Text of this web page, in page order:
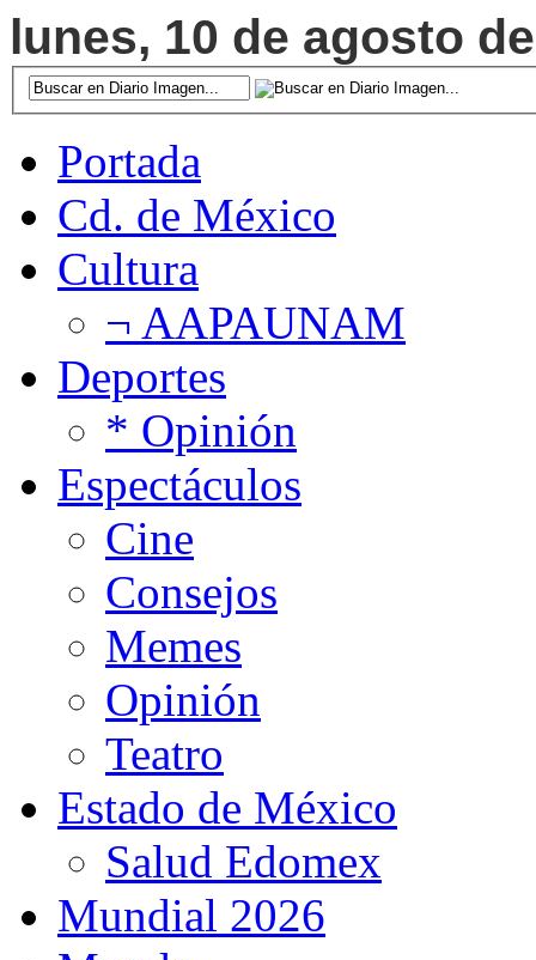
lunes, 10 de agosto
Portada
Cd. de México
Cultura
¬ AAPAUNAM
Deportes
* Opinión
Espectáculos
Cine
Consejos
Memes
Opinión
Teatro
Estado de México
Salud Edomex
Mundial 2026